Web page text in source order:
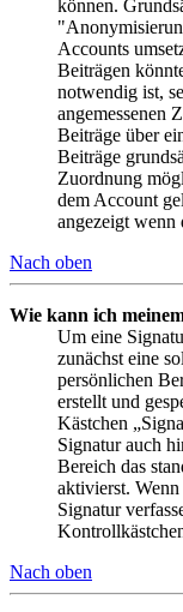
können.
Accounts
Beiträgen
notwendig ist,
angemessenen
Beiträge über
Beiträge
Zuordnung
dem Account
angezeigt wenn
Nach oben
Wie kann ich
Um eine
zunächst eine
persönlichen
erstellt und
Kästchen
Signatur auch
Bereich das
aktivierst.
Signatur
Nach oben